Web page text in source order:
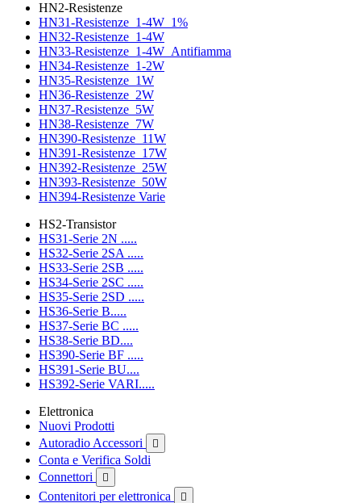
HN2-Resistenze
HN31-Resistenze_1-4W_1%
HN32-Resistenze_1-4W
HN33-Resistenze_1-4W_Antifiamma
HN34-Resistenze_1-2W
HN35-Resistenze_1W
HN36-Resistenze_2W
HN37-Resistenze_5W
HN38-Resistenze_7W
HN390-Resistenze_11W
HN391-Resistenze_17W
HN392-Resistenze_25W
HN393-Resistenze_50W
HN394-Resistenze Varie
HS2-Transistor
HS31-Serie 2N .....
HS32-Serie 2SA .....
HS33-Serie 2SB .....
HS34-Serie 2SC .....
HS35-Serie 2SD .....
HS36-Serie B.....
HS37-Serie BC .....
HS38-Serie BD....
HS390-Serie BF .....
HS391-Serie BU....
HS392-Serie VARI.....
Elettronica
Nuovi Prodotti
Autoradio Accessori

Conta e Verifica Soldi
Connettori

Contenitori per elettronica 